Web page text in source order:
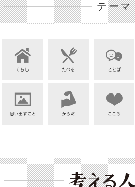
テーマ